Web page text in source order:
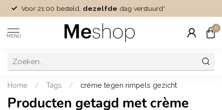
Voor 21:00 besteld, dezelfde dag verstuurd*
MENU
0
Home / Tags / crème tegen rimpels gezicht
Producten getagd met crème